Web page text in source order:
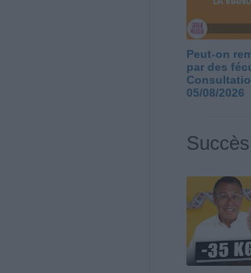
Peut-on
par des
05/08/2026